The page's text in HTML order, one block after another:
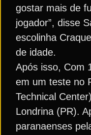
gostar mais de
jogador”, disse
escolinha
de idade.
Após isso, Com
em um teste no
Technical
Londrina (PR).
paranaenses